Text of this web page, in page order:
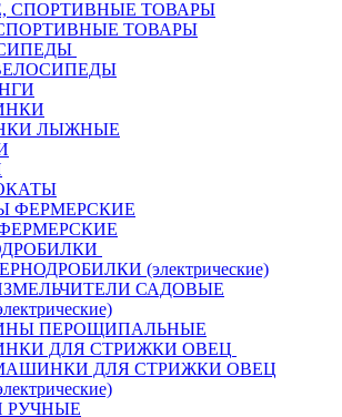
ТОВАРЫ
ЛЫЖНЫЕ
(электрические)
САДОВЫЕ
ПЕРОЩИПАЛЬНЫЕ
ДЛЯ СТРИЖКИ ОВЕЦ
ДЛЯ СТРИЖКИ ОВЕЦ
РУЧНЫЕ